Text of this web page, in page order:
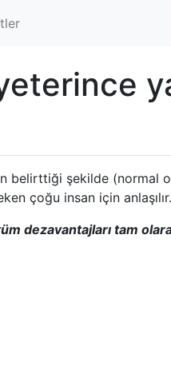
belirttiği şekilde (normal
çoğu insan için anlaşılır.
dezavantajları tam